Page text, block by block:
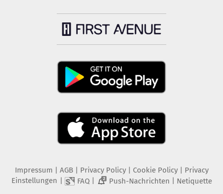
Impressum AGB Privacy Policy| Cookie Policy| Privacy
Einstellungen
FAQ| 2 Push-Nachrichten Netiquette